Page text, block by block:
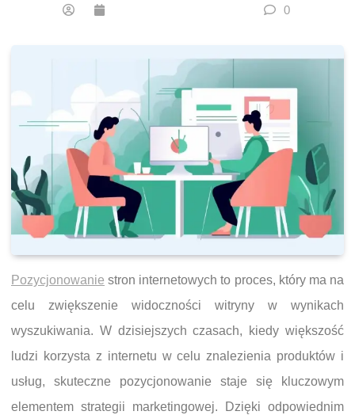
0
Pozycjonowanie stron internetowych to proces, który ma na
celu zwiększenie widoczności witryny w wynikach
wyszukiwania. W dzisiejszych czasach, kiedy większość
ludzi korzysta z internetu w celu znalezienia produktów i
usług, skuteczne pozycjonowanie staje się kluczowym
elementem strategii marketingowej. Dzięki odpowiednim